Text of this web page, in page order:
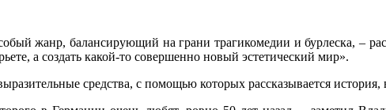
жанр, балансирующий на грани трагикомедии и бурлеска, –
а создать какой-то совершенно новый эстетический мир».
средства, с помощью которых рассказывается история,